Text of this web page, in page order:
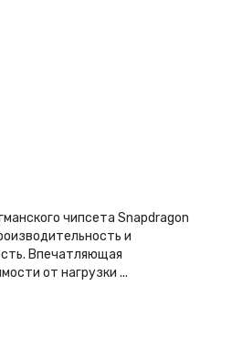
чипсета Snapdragon
и
Впечатляющая
от нагрузки ...